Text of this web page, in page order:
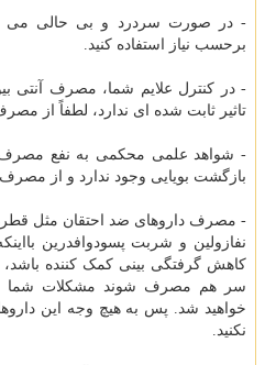
- در صورت سردرد و بی حالی می
برحسب نیاز استفاده کنید.
- در کنترل علایم شما، مصرف آنتی
تاثیر ثابت شده ای ندارد، لطفاً از
- شواهد علمی محکمی به نفع مصرف
بازگشت بویایی وجود ندارد و از مصرف
- مصرف داروهای ضد احتقان مثل قطره
نفازولین و شربت پسودوافدرین
سر هم مصرف شوند مشکلات شما
خواهید شد. پس به هیچ وجه این
نکنید.